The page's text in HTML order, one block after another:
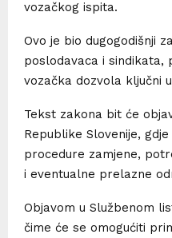
vozačkog ispita.
Ovo je bio dugogodišnji
poslodavaca i sindikata,
vozačka dozvola ključni
Tekst zakona bit će
Republike Slovenije,
procedure zamjene,
i eventualne prelazne
Objavom u Službenom
čime će se omogućiti